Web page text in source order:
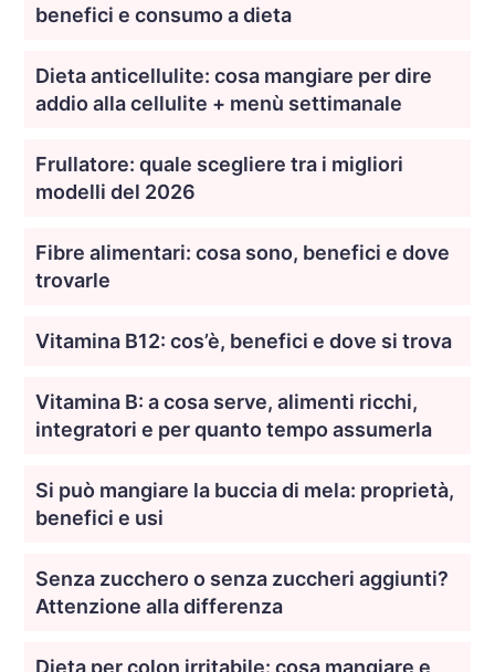
benefici e consumo a dieta
Dieta anticellulite: cosa mangiare per dire
addio alla cellulite + menù settimanale
Frullatore: quale scegliere tra i migliori
modelli del 2026
Fibre alimentari: cosa sono, benefici e dove
trovarle
Vitamina B12: cos’è, benefici e dove si trova
Vitamina B: a cosa serve, alimenti ricchi,
integratori e per quanto tempo assumerla
Si può mangiare la buccia di mela: proprietà,
benefici e usi
Senza zucchero o senza zuccheri aggiunti?
Attenzione alla differenza
Dieta per colon irritabile: cosa mangiare e